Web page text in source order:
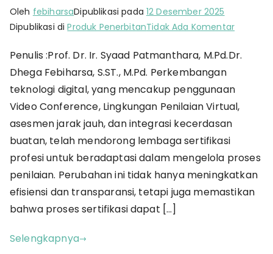
Oleh febiharsaDipublikasi pada 12 Desember 2025
Dipublikasi diProduk PenerbitanTidak Ada Komentarpada
Digital
Proses
Penulis :Prof. Dr. Ir. Syaad Patmanthara, M.Pd.Dr.
Dhega Febiharsa, S.ST., M.Pd. Perkembangan
teknologi digital, yang mencakup penggunaan
Video Conference, Lingkungan Penilaian Virtual,
asesmen jarak jauh, dan integrasi kecerdasan
buatan, telah mendorong lembaga sertifikasi
profesi untuk beradaptasi dalam mengelola proses
penilaian. Perubahan ini tidak hanya meningkatkan
efisiensi dan transparansi, tetapi juga memastikan
bahwa proses sertifikasi dapat […]
Selengkapnya